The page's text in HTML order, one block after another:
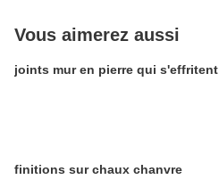
Vous aimerez aussi
joints mur en pierre qui s'effritent
finitions sur chaux chanvre